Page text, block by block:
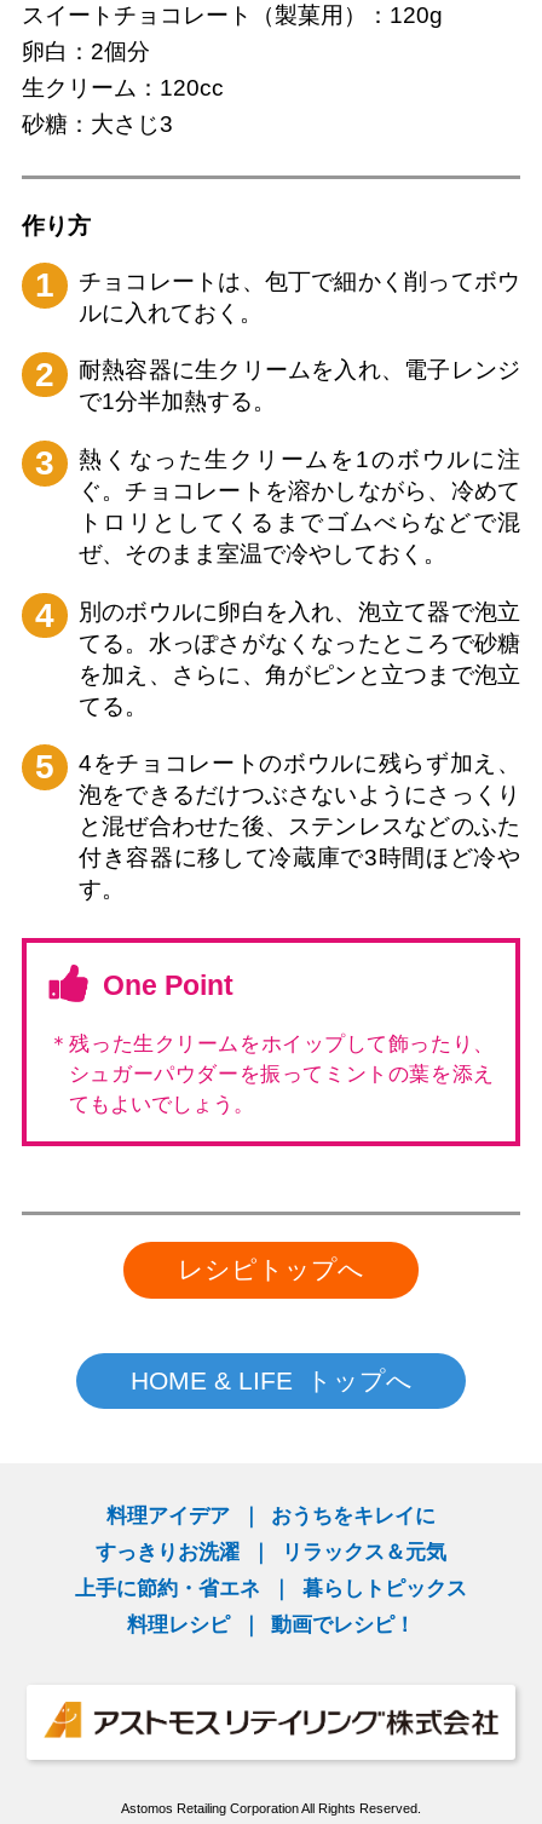
スイートチョコレート（製菓用）：120g
卵白：2個分
生クリーム：120cc
砂糖：大さじ3
作り⽅
1
チョコレートは、包丁で細かく削ってボウ
ルに入れておく。
2
耐熱容器に生クリームを入れ、電子レンジ
で1分半加熱する。
3
熱くなった生クリームを1のボウルに注
ぐ。チョコレートを溶かしながら、冷めて
トロリとしてくるまでゴムべらなどで混
ぜ、そのまま室温で冷やしておく。
4
別のボウルに卵白を入れ、泡立て器で泡立
てる。水っぽさがなくなったところで砂糖
を加え、さらに、角がピンと立つまで泡立
てる。
5
4をチョコレートのボウルに残らず加え、
泡をできるだけつぶさないようにさっくり
と混ぜ合わせた後、ステンレスなどのふた
付き容器に移して冷蔵庫で3時間ほど冷や
す。
One Point
＊残った生クリームをホイップして飾ったり、
シュガーパウダーを振ってミントの葉を添え
てもよいでしょう。
レシピトップへ
HOME & LIFE トップへ
料理アイデア
おうちをキレイに
すっきりお洗濯
リラックス＆元気
上手に節約・省エネ
暮らしトピックス
料理レシピ
動画でレシピ！
Astomos Retailing Corporation All Rights Reserved.